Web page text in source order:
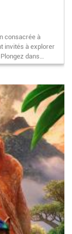
consacrée à
invités à explorer
dans…